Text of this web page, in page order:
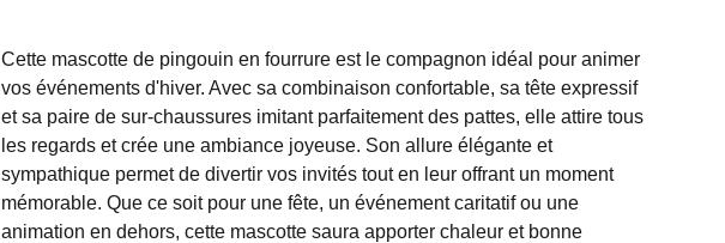
Cette mascotte de pingouin en fourrure est le compagnon idéal pour animer
vos événements d'hiver. Avec sa combinaison confortable, sa tête expressif
et sa paire de sur-chaussures imitant parfaitement des pattes, elle attire tous
les regards et crée une ambiance joyeuse. Son allure élégante et
sympathique permet de divertir vos invités tout en leur offrant un moment
mémorable. Que ce soit pour une fête, un événement caritatif ou une
animation en dehors, cette mascotte saura apporter chaleur et bonne